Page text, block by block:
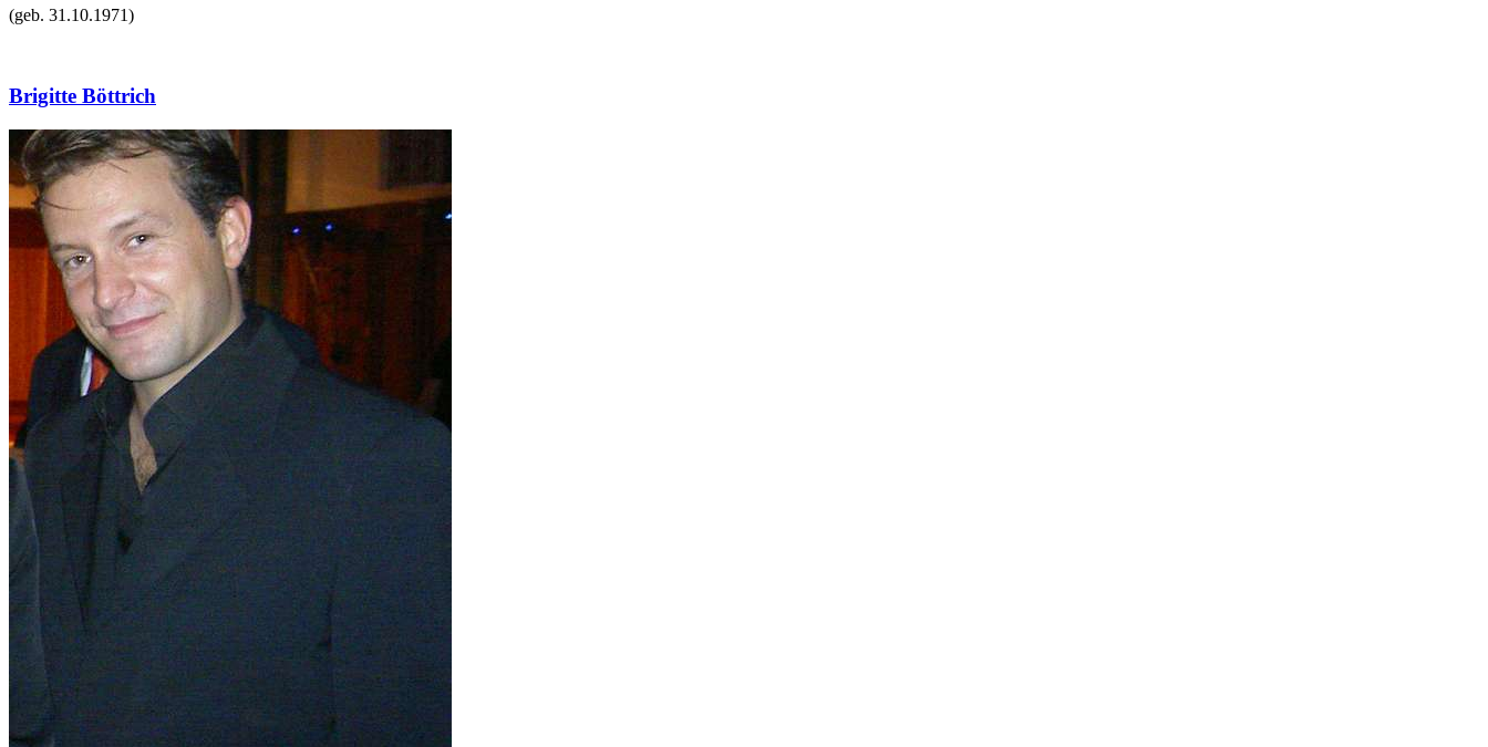
(geb. 31.10.1971)
Brigitte Böttrich